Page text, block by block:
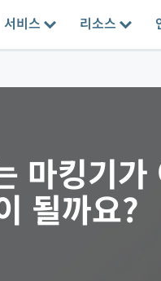
서비스 리소스
킹기가
될까요?